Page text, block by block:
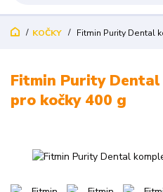
KOČKY Fitmin Purity Dental
Fitmin Purity
pro kočky 400 g